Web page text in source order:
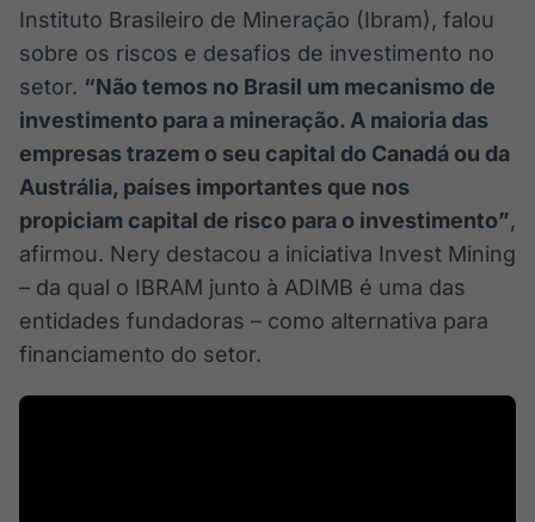
Instituto Brasileiro de Mineração (Ibram), falou
sobre os riscos e desafios de investimento no
setor. “Não temos no Brasil um mecanismo de
investimento para a mineração. A maioria das
empresas trazem o seu capital do Canadá ou da
Austrália, países importantes que nos
propiciam capital de risco para o investimento”,
afirmou. Nery destacou a iniciativa Invest Mining
– da qual o IBRAM junto à ADIMB é uma das
entidades fundadoras – como alternativa para
financiamento do setor.